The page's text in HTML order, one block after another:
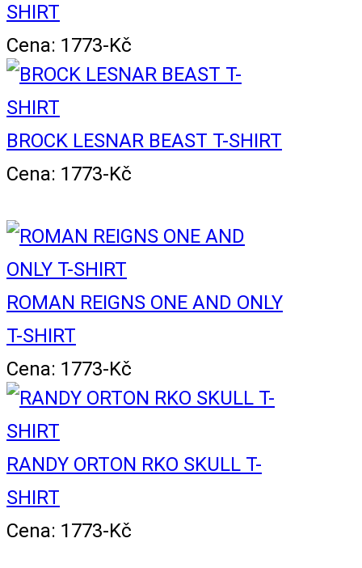
SHIRT
Cena: 1773-Kč
BROCK LESNAR BEAST T-SHIRT
Cena: 1773-Kč
ROMAN REIGNS ONE AND ONLY
T-SHIRT
Cena: 1773-Kč
RANDY ORTON RKO SKULL T-
SHIRT
Cena: 1773-Kč